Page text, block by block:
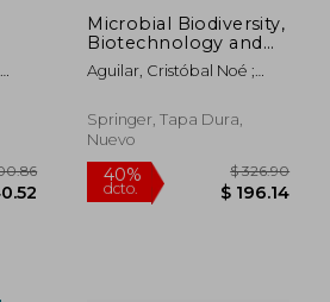
Microbial Biodiversity,
Biotechnology and
Ecosystem
Sustainability (en
Aguilar, Cristóbal Noé ;
Rodriguez-Herrera, Raul
Springer, Tapa Dura,
Nuevo